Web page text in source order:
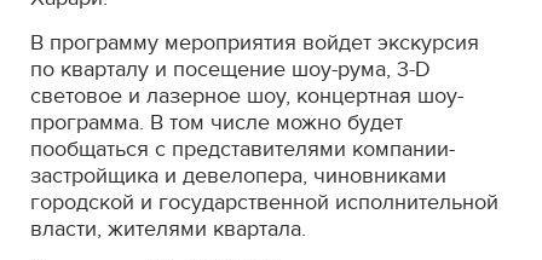
В программу мероприятия войдет экскурсия
по кварталу и посещение шоу-рума, 3-D
световое и лазерное шоу, концертная шоу-
программа. В том числе можно будет
пообщаться с представителями компании-
застройщика и девелопера, чиновниками
городской и государственной исполнительной
власти, жителями квартала.